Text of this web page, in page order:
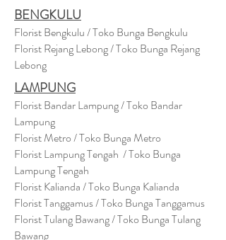
BENGKULU
Florist Bengkulu / Toko Bunga Bengkulu
Florist Rejang Lebong / Toko Bunga Rejang
Lebong
LAMPUNG
Florist Bandar Lampung / Toko Bandar
Lampung
Florist Metro / Toko Bunga Metro
Florist Lampung Tengah / Toko Bunga
Lampung Tengah
Florist Kalianda / Toko Bunga Kalianda
Florist Tanggamus / Toko Bunga Tanggamus
Florist Tulang Bawang / Toko Bunga Tulang
Bawang